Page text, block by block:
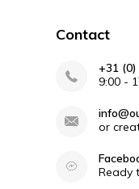
Contact
+31
9:00 -
or
Ready